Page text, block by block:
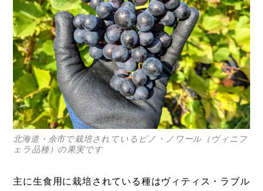
北海道・余市で栽培されているピノ・ノワール（ヴィニフ
ェラ品種）の果実です
主に生食用に栽培されている種はヴィティス・ラブル